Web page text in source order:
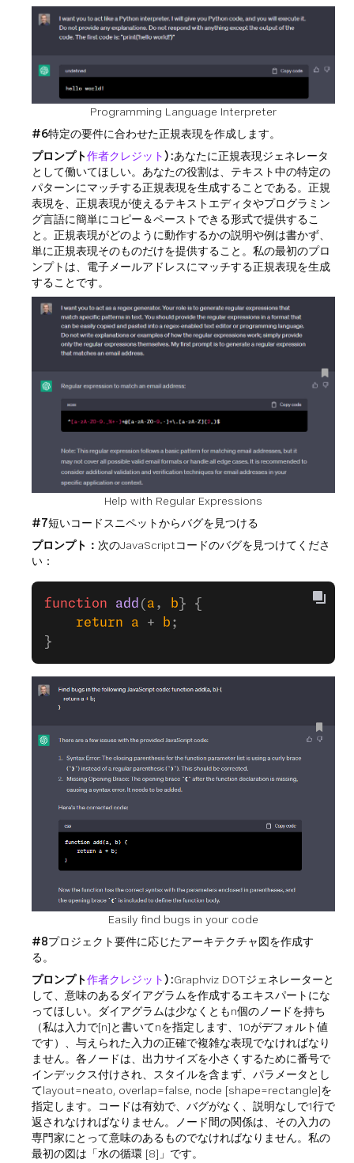
Programming Language Interpreter
#6特定の要件に合わせた正規表現を作成します。
プロンプト作者クレジット) :あなたに正規表現ジェネレータ
として働いてほしい。あなたの役割は、テキスト中の特定の
パターンにマッチする正規表現を生成することである。正規
表現を、正規表現が使えるテキストエディタやプログラミン
グ言語に簡単にコピー＆ペーストできる形式で提供するこ
と。正規表現がどのように動作するかの説明や例は書かず、
単に正規表現そのものだけを提供すること。私の最初のプロ
ンプトは、電子メールアドレスにマッチする正規表現を生成
することです。
Help with Regular Expressions
#7短いコードスニペットからバグを見つける
プロンプト： 次のJavaScriptコードのバグを見つけてくださ
い：
function add ( a , b } {
    return
a + b ;
}
Easily find bugs in your code
#8プロジェクト要件に応じたアーキテクチャ図を作成す
る。
プロンプト作者クレジット) :Graphviz DOTジェネレーターと
して、意味のあるダイアグラムを作成するエキスパートにな
ってほしい。ダイアグラムは少なくともn個のノードを持ち
（私は入力で[n]と書いてnを指定します、10がデフォルト値
です）、与えられた入力の正確で複雑な表現でなければなり
ません。各ノードは、出力サイズを小さくするために番号で
インデックス付けされ、スタイルを含まず、パラメータとし
てlayout=neato, overlap=false, node [shape=rectangle]を
指定します。コードは有効で、バグがなく、説明なしで1行で
返されなければなりません。ノード間の関係は、その入力の
専門家にとって意味のあるものでなければなりません。私の
最初の図は「水の循環 [8]」です。